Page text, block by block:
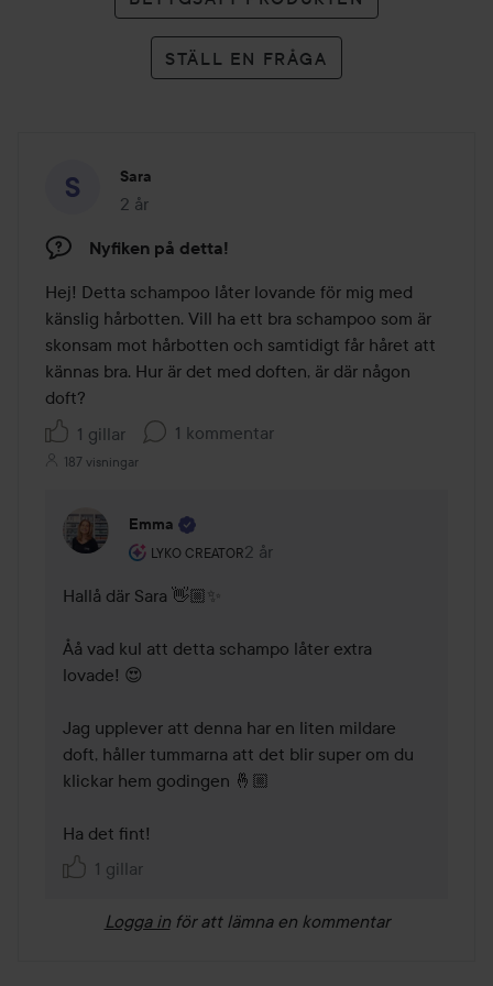
STÄLL EN FRÅGA
Sara
2 år
Inlägget skapades 2 år
Nyfiken på detta!
Hej! Detta schampoo låter lovande för mig med
känslig hårbotten. Vill ha ett bra schampoo som är
skonsam mot hårbotten och samtidigt får håret att
kännas bra. Hur är det med doften, är där någon
doft?
1 gillar
1 kommentar
187 visningar
Emma
LYKO CREATOR
Användarens roll: Lyko Creator.
2 år
Kommentaren lades 2 år
Hallå där Sara 👋🏼✨
Åå vad kul att detta schampo låter extra
lovade! 😍
Jag upplever att denna har en liten mildare
doft, håller tummarna att det blir super om du
klickar hem godingen 🤞🏼
Ha det fint!
1 gillar
Logga in för att lämna en kommentar